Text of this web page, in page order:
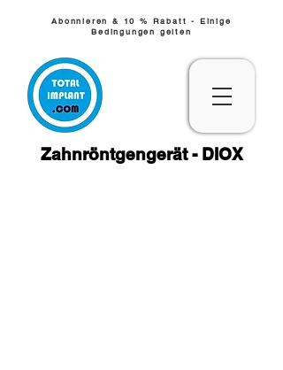
Abonnieren & 10 % Rabatt - Einige
Bedingungen gelten
Zahnröntgengerät - DIOX